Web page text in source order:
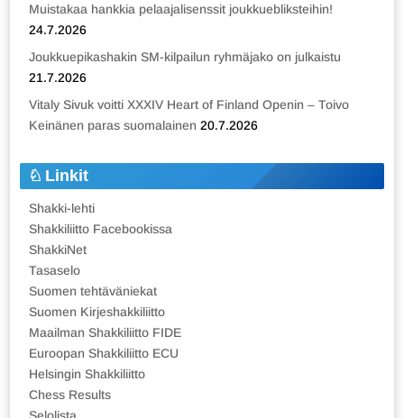
Muistakaa hankkia pelaajalisenssit joukkuebliksteihin!
24.7.2026
Joukkuepikashakin SM-kilpailun ryhmäjako on julkaistu
21.7.2026
Vitaly Sivuk voitti XXXIV Heart of Finland Openin – Toivo
Keinänen paras suomalainen 20.7.2026
Linkit
Shakki-lehti
Shakkiliitto Facebookissa
ShakkiNet
Tasaselo
Suomen tehtäväniekat
Suomen Kirjeshakkiliitto
Maailman Shakkiliitto FIDE
Euroopan Shakkiliitto ECU
Helsingin Shakkiliitto
Chess Results
Selolista